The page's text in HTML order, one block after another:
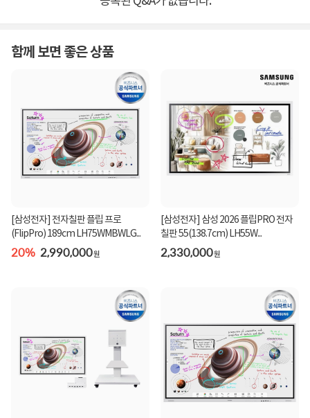
함께 보면 좋은 상품
[삼성전자] 전자칠판 플립 프로
(FlipPro) 189cm LH75WMBWLG...
20% 2,990,000원
[삼성전자] 삼성 2026 플립PRO 전자
칠판 55(138.7cm) LH55W...
2,330,000원